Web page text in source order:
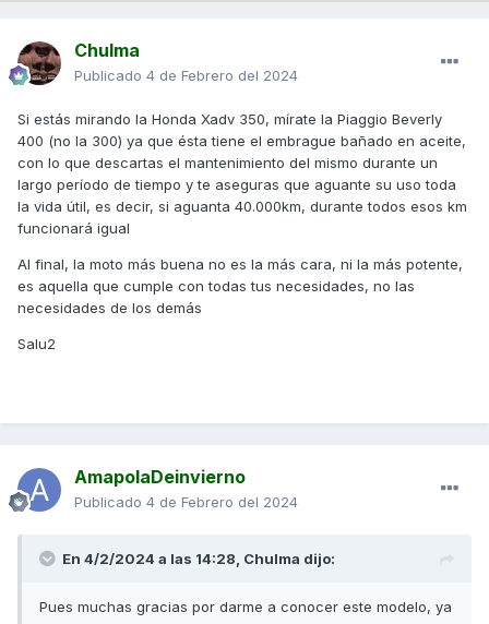
Chulma
Publicado 4 de Febrero del 2024
Si estás mirando la Honda Xadv 350, mírate la Piaggio Beverly
400 (no la 300) ya que ésta tiene el embrague bañado en aceite,
con lo que descartas el mantenimiento del mismo durante un
largo período de tiempo y te aseguras que aguante su uso toda
la vida útil, es decir, si aguanta 40.000km, durante todos esos km
funcionará igual
Al final, la moto más buena no es la más cara, ni la más potente,
es aquella que cumple con todas tus necesidades, no las
necesidades de los demás
Salu2
AmapolaDeinvierno
Publicado 4 de Febrero del 2024
En 4/2/2024 a las 14:28, Chulma dijo:
Pues muchas gracias por darme a conocer este modelo, ya